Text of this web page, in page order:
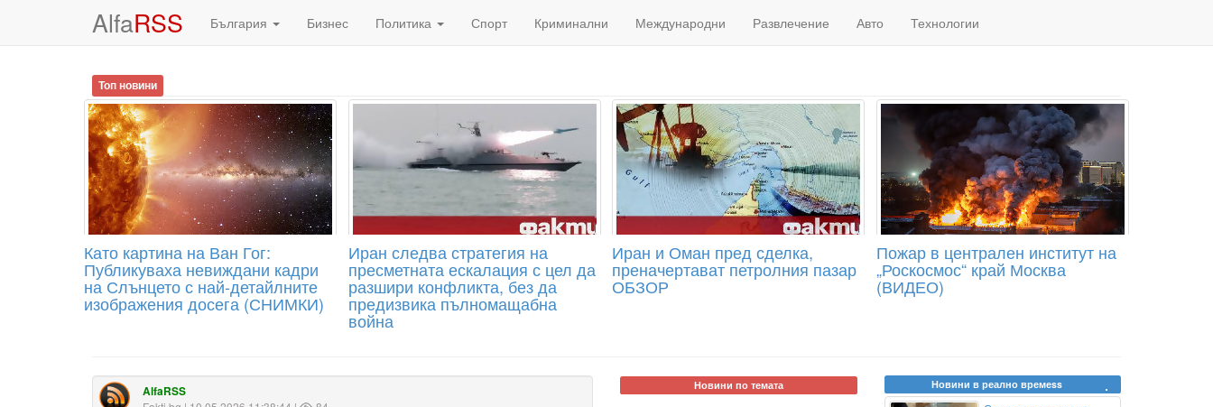
AlfaRSS България Бизнес Политика Спорт Криминални Международни Развлечение Авто Технологии
Топ новини
Като картина на Ван Гог:
Публикуваха невиждани кадри
на Слънцето с най-детайлните
изображения досега (СНИМКИ)
Иран следва стратегия на
пресметната ескалация с цел да
разшири конфликта, без да
предизвика пълномащабна
война
Иран и Оман пред сделка,
преначертават петролния пазар
ОБЗОР
Пожар в централен институт на
„Роскосмос“ край Москва
(ВИДЕО)
AlfaRSS
Новини по темата Новини в реално времеss